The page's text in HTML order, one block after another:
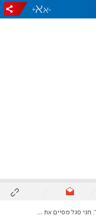
-
+
כעורך, אלעד טנא יחליף אותו